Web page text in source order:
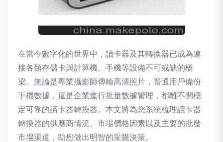
在當今數字化的世界中，讀卡器及其轉換器已成為連
接各類存儲卡與計算機、手機等設備不可或缺的橋
梁。無論是專業攝影師傳輸高清照片，普通用戶備份
手機數據，還是企業進行批量數據管理，都離不開穩
定可靠的讀卡器轉換器。本文將為您系統梳理讀卡器
轉換器的供應商情況、市場價格因素以及主要的批發
市場渠道，助您做出明智的采購決策。